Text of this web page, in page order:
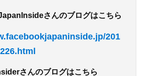
さんのブログはこちら
201
さんのブログはこちら